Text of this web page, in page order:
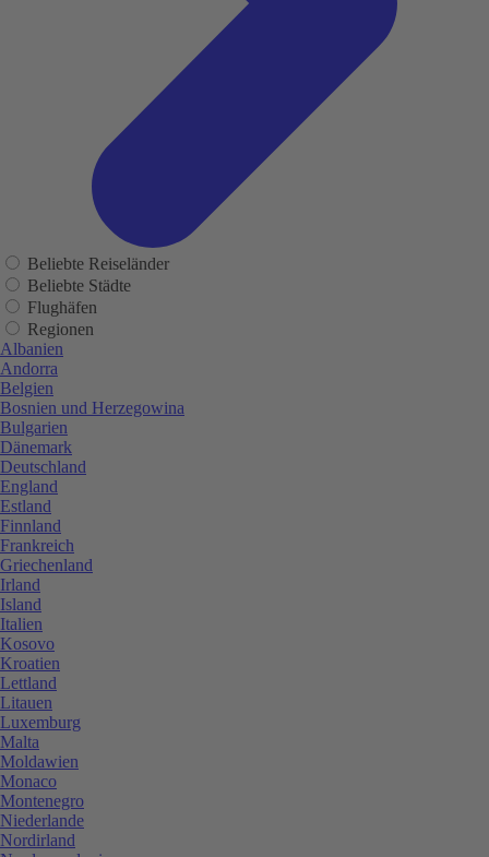
Beliebte Reiseländer
Beliebte Städte
Flughäfen
Regionen
Albanien
Andorra
Belgien
Bosnien und Herzegowina
Bulgarien
Dänemark
Deutschland
England
Estland
Finnland
Frankreich
Griechenland
Irland
Island
Italien
Kosovo
Kroatien
Lettland
Litauen
Luxemburg
Malta
Moldawien
Monaco
Montenegro
Niederlande
Nordirland